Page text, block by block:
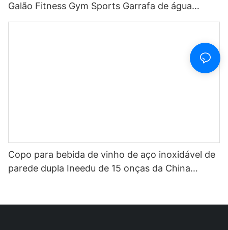
Galão Fitness Gym Sports Garrafa de água
motivacional de plástico transparente com
Copo para bebida de vinho de aço inoxidável de
parede dupla Ineedu de 15 onças da China